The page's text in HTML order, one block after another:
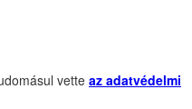
vette az adatvédelmi